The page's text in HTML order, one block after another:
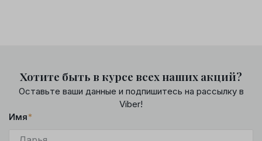
Хотите быть в курсе всех наших акций?
Оставьте ваши данные и подпишитесь на рассылку в
Viber!
Имя*